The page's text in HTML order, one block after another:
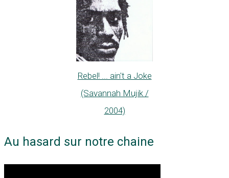
Rebel! ... ain't a Joke
(Savannah Mujik /
2004)
Au hasard sur notre chaine